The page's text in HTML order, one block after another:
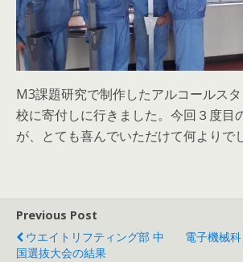
M3課題研究で制作したアルコールス
校に寄付しに行きました。今回３度目
が、とても喜んでいただけて何よりで
Previous Post
ウエイトリフティング部 中
国選抜大会の結果
電子機械